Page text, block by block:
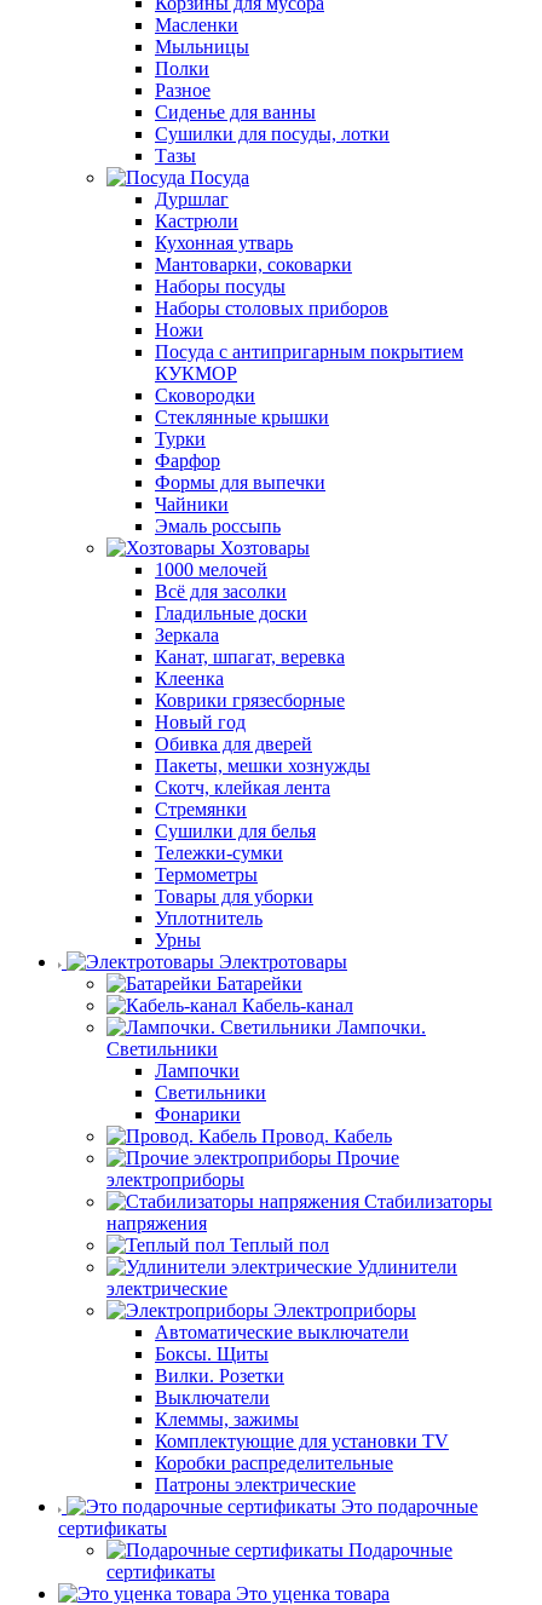
Масленки
Мыльницы
Полки
Разное
Сиденье для ванны
Сушилки для посуды, лотки
Тазы
Посуда
Дуршлаг
Кастрюли
Кухонная утварь
Мантоварки, соковарки
Наборы посуды
Наборы столовых приборов
Ножи
Посуда с антипригарным покрытием
КУКМОР
Сковородки
Стеклянные крышки
Турки
Фарфор
Формы для выпечки
Чайники
Эмаль россыпь
Хозтовары
1000 мелочей
Всё для засолки
Гладильные доски
Зеркала
Канат, шпагат, веревка
Клеенка
Коврики грязесборные
Новый год
Обивка для дверей
Пакеты, мешки хознужды
Скотч, клейкая лента
Стремянки
Сушилки для белья
Тележки-сумки
Термометры
Товары для уборки
Уплотнитель
Урны
Электротовары
Батарейки
Кабель-канал
Лампочки.
Светильники
Лампочки
Светильники
Фонарики
Провод. Кабель
Прочие
электроприборы
Стабилизаторы
напряжения
Теплый пол
Удлинители
электрические
Электроприборы
Автоматические выключатели
Боксы. Щиты
Вилки. Розетки
Выключатели
Клеммы, зажимы
Комплектующие для установки TV
Коробки распределительные
Патроны электрические
Это подарочные
сертификаты
Подарочные
сертификаты
Это уценка товара